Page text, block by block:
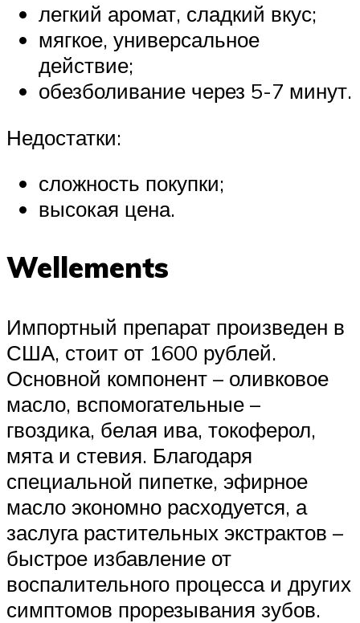
легкий аромат, сладкий вкус;
мягкое, универсальное
действие;
обезболивание через 5-7 минут.
Недостатки:
сложность покупки;
высокая цена.
Wellements
Импортный препарат произведен в
США, стоит от 1600 рублей.
Основной компонент – оливковое
масло, вспомогательные –
гвоздика, белая ива, токоферол,
мята и стевия. Благодаря
специальной пипетке, эфирное
масло экономно расходуется, а
заслуга растительных экстрактов –
быстрое избавление от
воспалительного процесса и других
симптомов прорезывания зубов.